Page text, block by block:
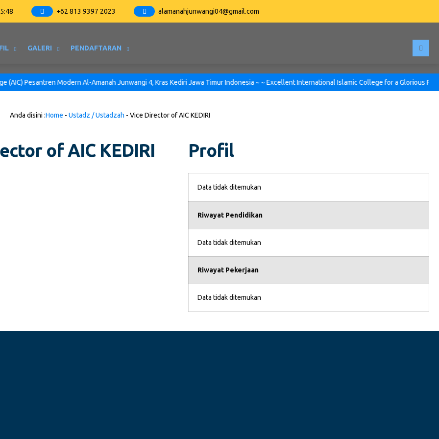
:48 +62 813 9397 2023 alamanahjunwangi04@gmail.com
GALERI PENDAFTARAN
Pesantren Modern Al-Amanah Junwangi 4, Kras Kediri Jawa Timur Indonesia ~ ~ Excellent International Islamic College for a Glorious
Anda disini :Home - Ustadz / Ustadzah - Vice Director of AIC KEDIRI
of AIC KEDIRI Profil
Data tidak ditemukan
Riwayat Pendidikan
Data tidak ditemukan
Riwayat Pekerjaan
Data tidak ditemukan